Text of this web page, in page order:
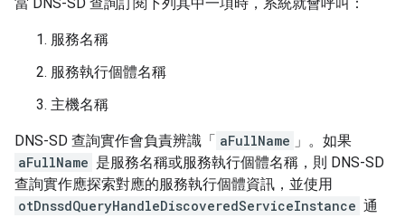
服務名稱
服務執行個體名稱
主機名稱
DNS-SD 查詢實作會負責辨識「 aFullName 」。如果
aFullName 是服務名稱或服務執行個體名稱，則 DNS-SD
查詢實作應探索對應的服務執行個體資訊，並使用
otDnssdQueryHandleDiscoveredServiceInstance 通